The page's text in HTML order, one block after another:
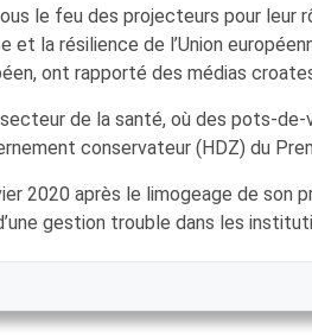
le feu des projecteurs pour leur
la résilience de l’Union
ont rapporté des médias
de la santé, où des pots-
conservateur (HDZ) du
2020 après le limogeage de son
gestion trouble dans les